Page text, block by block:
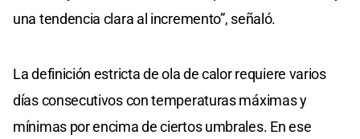
una tendencia clara al incremento”, señaló.
La definición estricta de ola de calor requiere varios
días consecutivos con temperaturas máximas y
mínimas por encima de ciertos umbrales. En ese